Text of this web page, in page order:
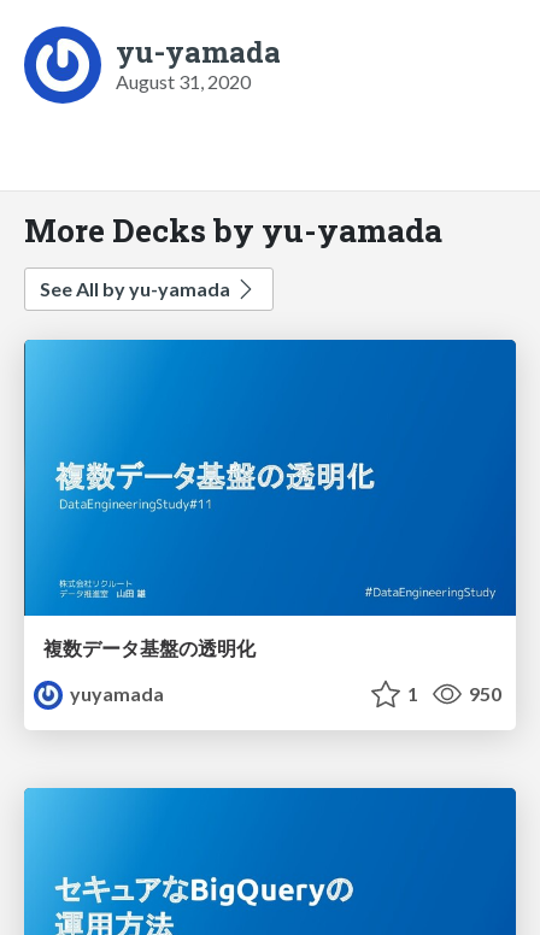
yu-yamada
August 31, 2020
More Decks by yu-yamada
See All by yu-yamada
複数データ基盤の透明化
yuyamada
1 950